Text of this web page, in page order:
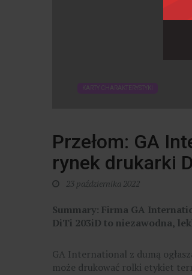
KARTY CHARAKTERYSTYKI
Przełom: GA
rynek drukarki
23 października 2022
Summary: Firma GA
DiTi 203iD to niezawodna,
GA International z dumą
może drukować rolki etykiet